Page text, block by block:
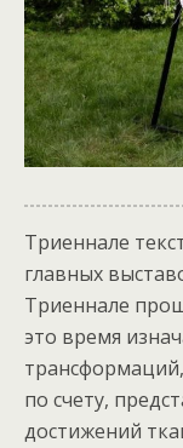
Триеннале
главных
Триеннале
это время
по счету,
достижений